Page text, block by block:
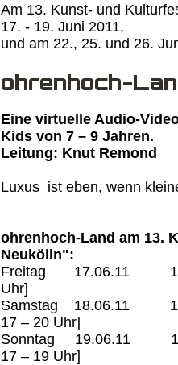
Am 13. Kunst- und
17. - 19. Juni 2011,
und am 22., 25. und 26.
ohrenhoch-
Eine virtuelle Audio-
Kids von 7 – 9 Jahren.
Leitung: Knut Remond
Luxus ist eben, wenn
ohrenhoch-Land am 13.
Neukölln":
Freitag 17.06.11 19 –
Uhr]
Samstag 18.06.11 14 –
17 – 20 Uhr]
Sonntag 19.06.11 14 –
17 – 19 Uhr]